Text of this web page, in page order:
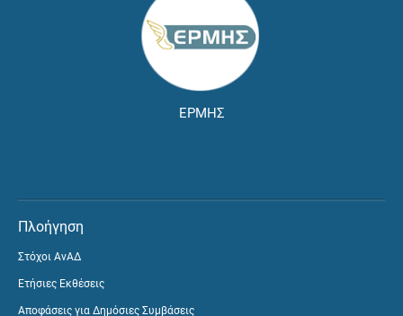
ΕΡΜΗΣ
Πλοήγηση
Στόχοι ΑνΑΔ
Ετήσιες Εκθέσεις
Αποφάσεις για Δημόσιες Συμβάσεις